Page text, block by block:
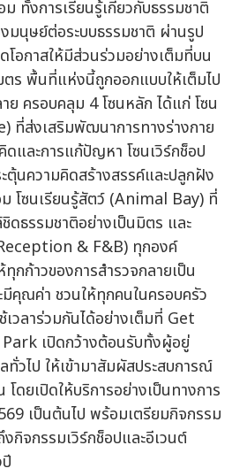
ทั้งการเรียนรู้เกี่ยวกับธรรมชาติ
มนุษย์ต่อระบบธรรมชาติ ผ่านรูป
อกาสให้มีส่วนร่วมอย่างเต็มที่บน
ร พื้นที่แห่งนี้ถูกออกแบบให้เต็มไป
ย ครอบคลุม 4 โซนหลัก ได้แก่ โซน
ที่ส่งเสริมพัฒนาการทางร่างกาย
และการแก้ปัญหา โซนเวิร์กช็อป
นความคิดสร้างสรรค์และปลูกฝัง
โซนเรียนรู้สัตว์ (Animal Bay) ที่
ชิดธรรมชาติอย่างเป็นมิตร และ
& F&B) ทุกองค์
กก้าวของการสำรวจกลายเป็น
คุณค่า ชวนให้ทุกคนในครอบครัว
เวลาร่วมกันได้อย่างเต็มที่ Get
เปิดกว้างต้อนรับทั้งผู้อยู่
ทั่วไป ให้เข้ามาสัมผัสประสบการณ์
ดยเปิดให้บริการอย่างเป็นทางการ
เป็นต้นไป พร้อมเตรียมกิจกรรม
กิจกรรมเวิร์กช็อปและอีเวนต์